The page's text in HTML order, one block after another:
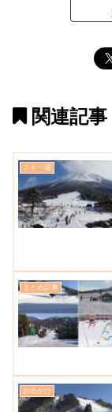
関連記事
スキー場
まとめ記事
お出かけ